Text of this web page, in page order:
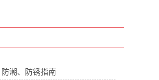
潮、防锈指南